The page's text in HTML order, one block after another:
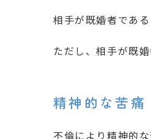
相手が既婚者であ
ただし、相手が既
精神的な苦痛
不倫により精神的